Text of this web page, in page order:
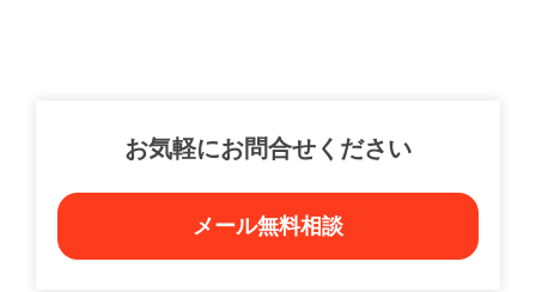
お気軽にお問合せください
メール無料相談